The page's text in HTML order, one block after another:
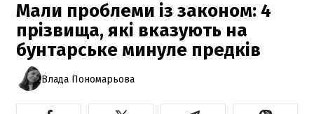
Мали проблеми із законом: 4
прізвища, які вказують на
бунтарське минуле предків
Влада Пономарьова